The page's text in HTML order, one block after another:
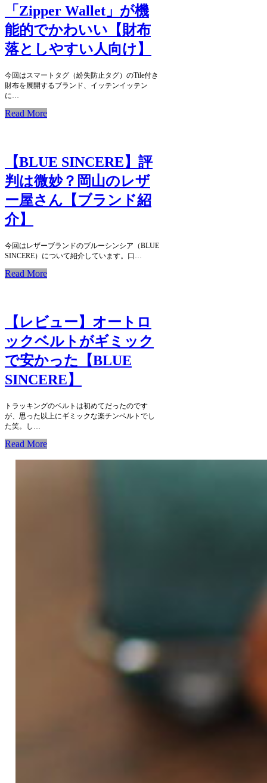
「Zipper Wallet」が機
能的でかわいい【財布
落としやすい人向け】
今回はスマートタグ（紛失防止タグ）のTile付き
財布を展開するブランド、イッテンイッテン
に…
Read More
【BLUE SINCERE】評
判は微妙？岡山のレザ
ー屋さん【ブランド紹
介】
今回はレザーブランドのブルーシンシア（BLUE
SINCERE）について紹介しています。口…
Read More
【レビュー】オートロ
ックベルトがギミック
で安かった【BLUE
SINCERE】
トラッキングのベルトは初めてだったのです
が、思った以上にギミックな楽チンベルトでし
た笑。し…
Read More